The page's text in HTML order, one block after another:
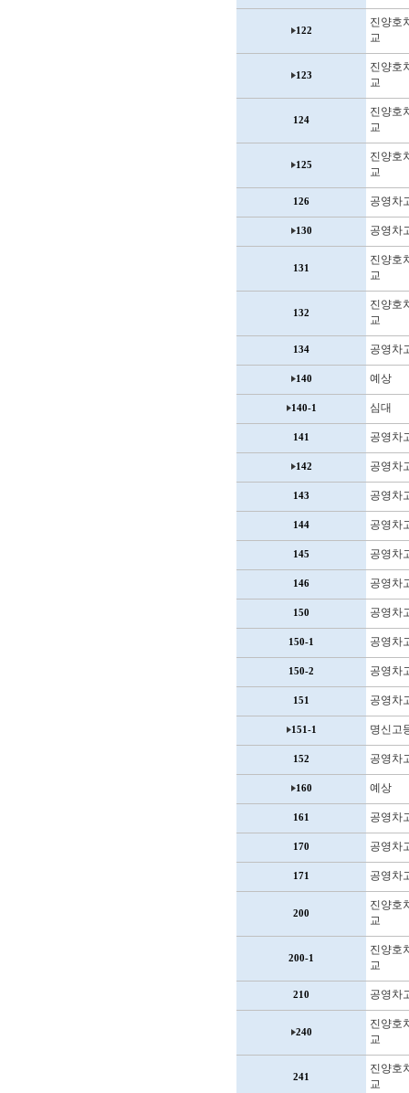
122
진양호
교
123
진양호
교
124
진양호
교
125
진양호
교
126 공영차
130 공영차
131
진양호
교
132
진양호
교
134 공영차
140 예상
140-1 심대
141 공영차
142 공영차
143 공영차
144 공영차
145 공영차
146 공영차
150 공영차
150-1 공영차
150-2 공영차
151 공영차
151-1 명신고
152 공영차
160 예상
161 공영차
170 공영차
171 공영차
200
진양호
교
200-1
진양호
교
210 공영차
240
진양호
교
241
진양호
교